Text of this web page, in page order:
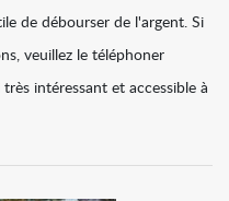
de débourser de l'argent. Si
veuillez le téléphoner
intéressant et accessible à